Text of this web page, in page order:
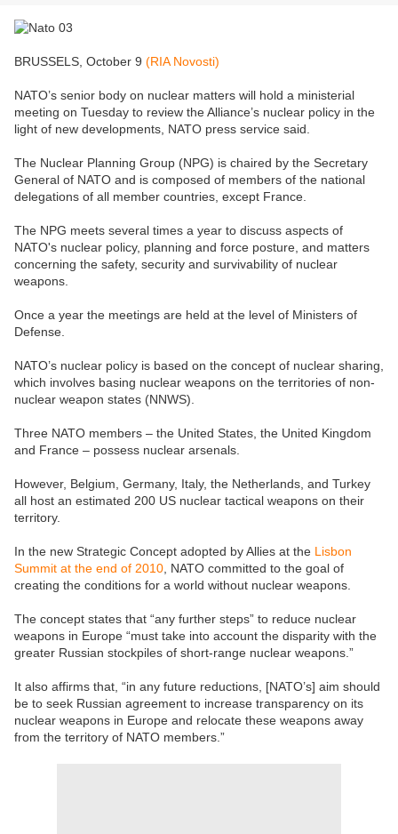
BRUSSELS, October 9 (RIA Novosti)
NATO’s senior body on nuclear matters will hold a ministerial
meeting on Tuesday to review the Alliance’s nuclear policy in the
light of new developments, NATO press service said.
The Nuclear Planning Group (NPG) is chaired by the Secretary
General of NATO and is composed of members of the national
delegations of all member countries, except France.
The NPG meets several times a year to discuss aspects of
NATO's nuclear policy, planning and force posture, and matters
concerning the safety, security and survivability of nuclear
weapons.
Once a year the meetings are held at the level of Ministers of
Defense.
NATO’s nuclear policy is based on the concept of nuclear sharing,
which involves basing nuclear weapons on the territories of non-
nuclear weapon states (NNWS).
Three NATO members – the United States, the United Kingdom
and France – possess nuclear arsenals.
However, Belgium, Germany, Italy, the Netherlands, and Turkey
all host an estimated 200 US nuclear tactical weapons on their
territory.
In the new Strategic Concept adopted by Allies at the Lisbon
Summit at the end of 2010 , NATO committed to the goal of
creating the conditions for a world without nuclear weapons.
The concept states that “any further steps” to reduce nuclear
weapons in Europe “must take into account the disparity with the
greater Russian stockpiles of short-range nuclear weapons.”
It also affirms that, “in any future reductions, [NATO’s] aim should
be to seek Russian agreement to increase transparency on its
nuclear weapons in Europe and relocate these weapons away
from the territory of NATO members.”